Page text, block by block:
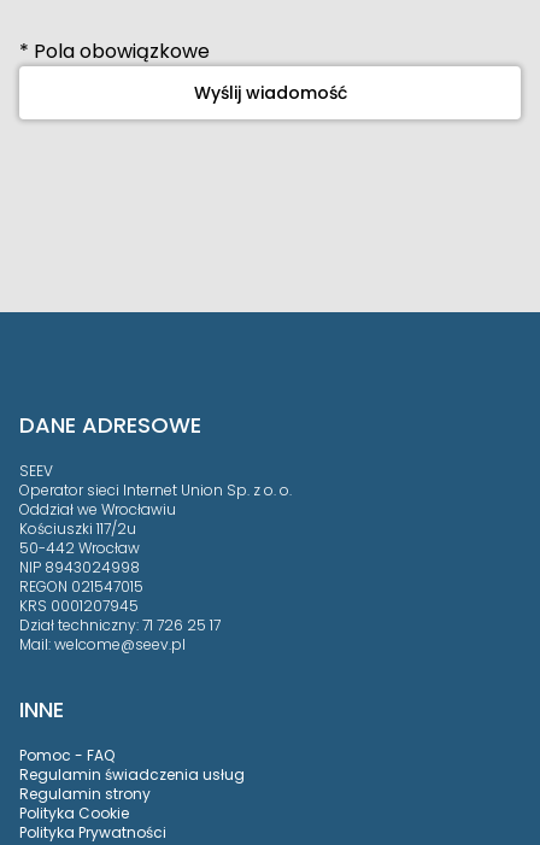
* Pola obowiązkowe
DANE ADRESOWE
SEEV
Operator sieci Internet Union Sp. z o. o.
Oddział we Wrocławiu
Kościuszki 117/2u
50-442 Wrocław
NIP 8943024998
REGON 021547015
KRS 0001207945
Dział techniczny:71 726 25 17
Mail:welcome@seev.pl
INNE
Pomoc - FAQ
Regulamin świadczenia usług
Regulamin strony
Polityka Cookie
Polityka Prywatności